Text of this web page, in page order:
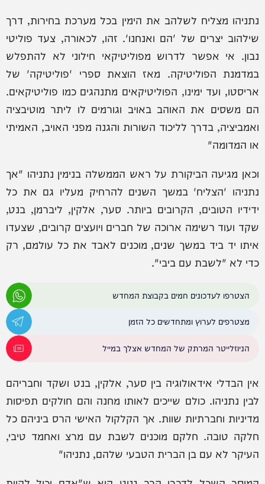
נתניהו מצליח לשלהב את הימין בכל מערכת בחירות, דרך
שילהוב יצרים של 'הם ואנחנו'. זהו, לכאורה, צעד פוליטי
נבון. אי אפשר לדרוש מפוליטיקאי חילוני לא להתפלש
במדמנת הפוליטיקה. מאז הוצאת ספרי 'פוליטיקה' של
אריסטו, ועד ימינו, הפוליטיקאים מתנהגים כמו פוליטיקאים.
הם משסים את האוהב באויב וגורמים לו ליתר מוטיבציה
ואמביציה, בדרך לליכוד השורות והגנה מפני האויב, האמיתי
או המדומה"
וכאן מגיעה הביקורת על ראש הממשלה בנימין נתניהו "אך
נתניהו 'הצליח' במשך השנים להרחיק מעליו גם את כל
ידידיו הטובים, הקרובים ביותר. סער, אלקין, ליברמן, בנט,
שקד ועוד רשימה ארוכה של חברים ויועצים קרובים, שצעדו
איתו יד ביד במשך שנים, מוכנים לאבד את כל עולמם, רק
כדי לא "לשבת עם ביבי".
הצטרפו לעדכונים חמים בקבוצת המחדש
מצטרפים לערוץ ומתחדשים כל הזמן
הניוזלייטר המרתק של המחדש אצלך במייל
אין הבדלי אידאולוגיה בין סער, אלקין, בנט ושקד וחבריהם
לבין נתניהו. כולם שייכים לאותו מחנה והם חולקים תפיסות
מדיניות וחברתיות שוות. אך הקלקול האישי הרס ביניהם כל
חלקה טובה. חלקם מוכנים לשבת עם מרצ ואחמד טיבי,
העיקר לא עם בן הברית הטבעי שלהם, נתניהו"